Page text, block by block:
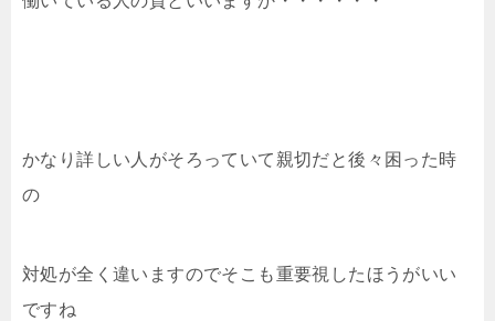
かなり詳しい人がそろっていて親切だと後々困った時
の
対処が全く違いますのでそこも重要視したほうがいい
ですね